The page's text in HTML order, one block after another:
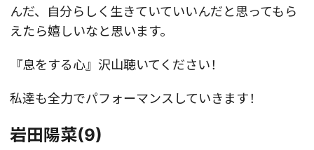
んだ、自分らしく生きていていいんだと思ってもら
えたら嬉しいなと思います。
『息をする心』沢山聴いてください！
私達も全力でパフォーマンスしていきます！
岩田陽菜(9)